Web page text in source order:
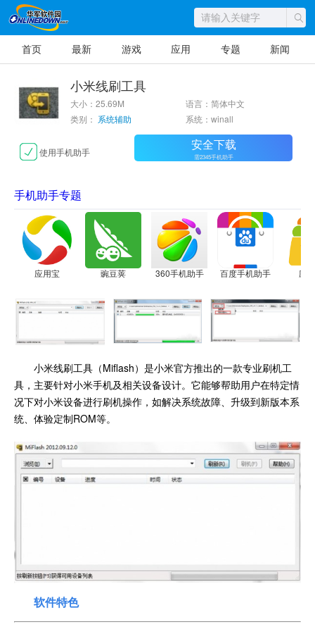
首页 最新 游戏 应用 专题 新闻
小米线刷工具
大小：25.69M
语言：简体中文
类别： 系统辅助 系统：winall
使用手机助手 安全下载
需2345手机助手
手机助手专题
应用宝 豌豆荚 360手机助手 百度手机助手 应
小米线刷工具（Miflash）是小米官方推出的一款专业刷机工
具，主要针对小米手机及相关设备设计。它能够帮助用户在特定情
况下对小米设备进行刷机操作，如解决系统故障、升级到新版本系
统、体验定制ROM等。
软件特色